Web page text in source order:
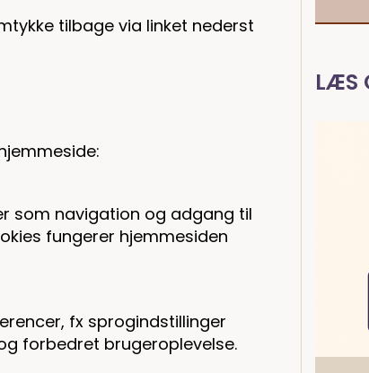
tilbage via linket nederst
som navigation og adgang til
fungerer hjemmesiden
fx sprogindstillinger
forbedret brugeroplevelse.
LÆS